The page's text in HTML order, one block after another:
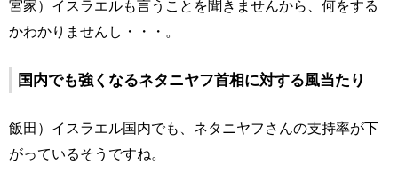
宮家）イスラエルも言うことを聞きませんから、何をする
かわかりませんし・・・。
国内でも強くなるネタニヤフ首相に対する風当たり
飯田）イスラエル国内でも、ネタニヤフさんの支持率が下
がっているそうですね。